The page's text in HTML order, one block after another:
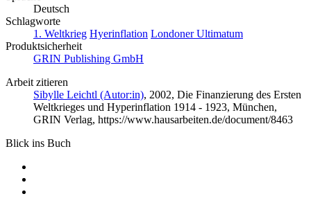
Deutsch
Schlagworte
1. Weltkrieg Hyerinflation Londoner Ultimatum
Produktsicherheit
GRIN Publishing GmbH
Arbeit zitieren
Sibylle Leichtl (Autor:in), 2002, Die Finanzierung des Ersten
Weltkrieges und Hyperinflation 1914 - 1923, München,
GRIN Verlag, https://www.hausarbeiten.de/document/8463
Blick ins Buch